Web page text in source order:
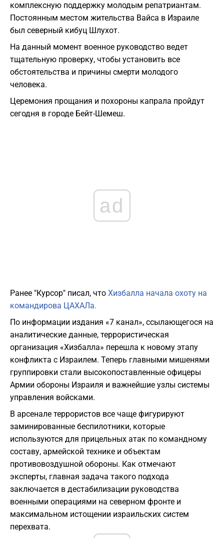
комплексную поддержку молодым репатриантам.
Постоянным местом жительства Вайса в Израиле
был северный кибуц Шлухот.
​На данный момент военное руководство ведет
тщательную проверку, чтобы установить все
обстоятельства и причины смерти молодого
человека.
​Церемония прощания и похороны капрала пройдут
сегодня в городе Бейт-Шемеш.
ad
Ранее "Курсор" писал, что Хизбалла начала охоту на
командирова ЦАХАЛа.
По информации издания «7 канал», ссылающегося на
аналитические данные, террористическая
организация «Хизбалла» перешла к новому этапу
конфликта с Израилем. Теперь главными мишенями
группировки стали высокопоставленные офицеры
Армии обороны Израиля и важнейшие узлы системы
управления войсками.
В арсенале террористов все чаще фигурируют
заминированные беспилотники, которые
используются для прицельных атак по командному
составу, армейской технике и объектам
противовоздушной обороны. Как отмечают
эксперты, главная задача такого подхода
заключается в дестабилизации руководства
военными операциями на северном фронте и
максимальном истощении израильских систем
перехвата.